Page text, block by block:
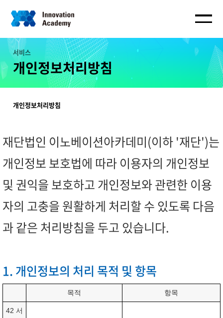
서비스
개인정보처리방침
개인정보처리방침
재단법인 이노베이션아카데미(이하 '재단')는
개인정보 보호법에 따라 이용자의 개인정보
및 권익을 보호하고 개인정보와 관련한 이용
자의 고충을 원활하게 처리할 수 있도록 다음
과 같은 처리방침을 두고 있습니다.
1. 개인정보의 처리 목적 및 항목
목적 항목
42 서